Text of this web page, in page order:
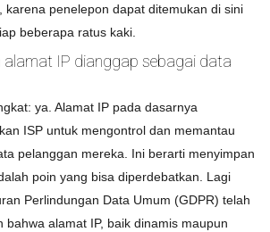
karena penelepon dapat ditemukan di sini
beberapa ratus kaki.
alamat IP dianggap sebagai data
ya. Alamat IP pada dasarnya
ISP untuk mengontrol dan memantau
pelanggan mereka. Ini berarti menyimpan
poin yang bisa diperdebatkan. Lagi
Perlindungan Data Umum (GDPR) telah
bahwa alamat IP, baik dinamis maupun